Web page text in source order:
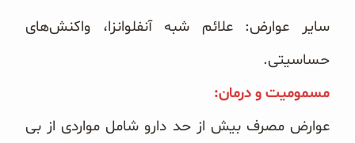
سایر عوارض: علائم شبه آنفلوانزا، واکنش‌های
حساسیتی.
مسمومیت و درمان:‏
عوارض مصرف بیش از حد دارو شامل مواردی از بی